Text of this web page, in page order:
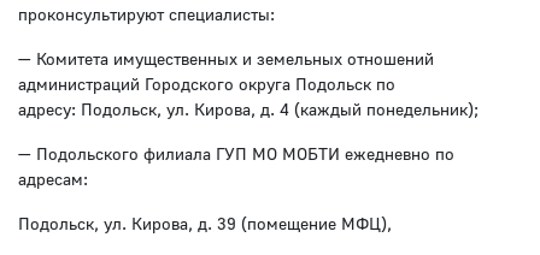
проконсультируют специалисты:
— Комитета имущественных и земельных отношений
администраций Городского округа Подольск по
адресу: Подольск, ул. Кирова, д. 4 (каждый понедельник);
— Подольского филиала ГУП МО МОБТИ ежедневно по
адресам:
Подольск, ул. Кирова, д. 39 (помещение МФЦ),